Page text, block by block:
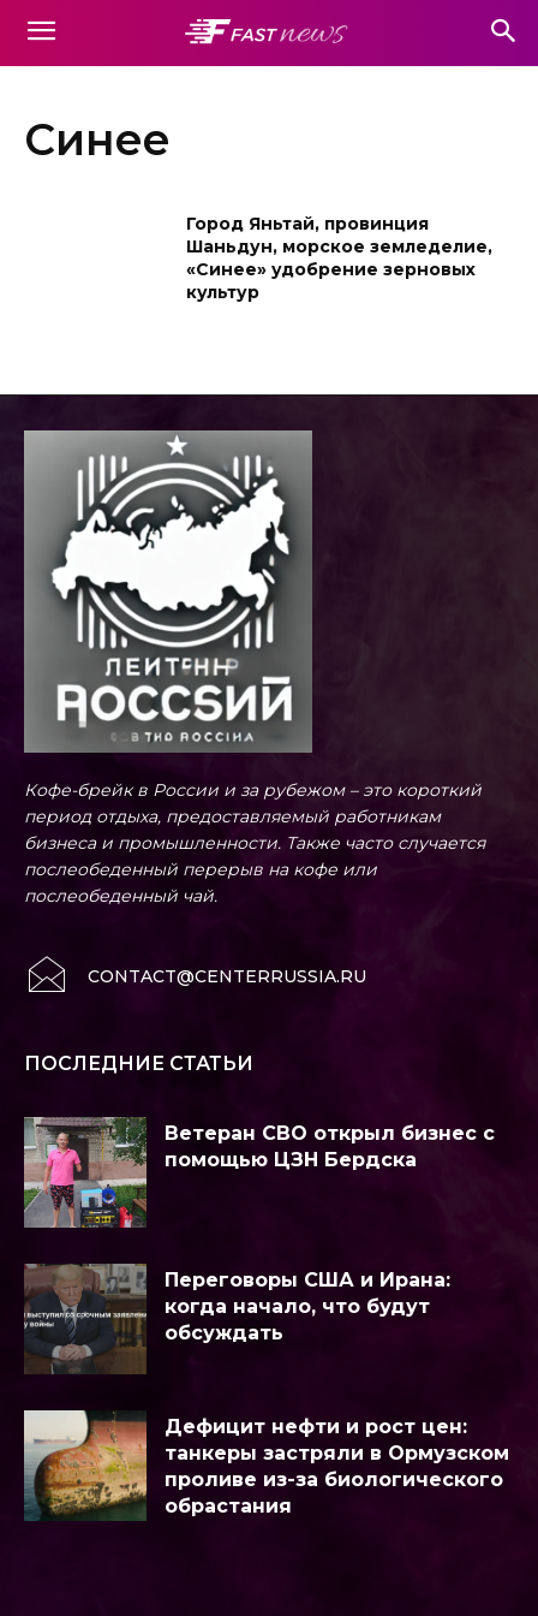
Синее
Город Яньтай, провинция
Шаньдун, морское земледелие,
«Синее» удобрение зерновых
культур
Кофе-брейк в России и за рубежом – это короткий
период отдыха, предоставляемый работникам
бизнеса и промышленности. Также часто случается
послеобеденный перерыв на кофе или
послеобеденный чай.
CONTACT@CENTERRUSSIA.RU
ПОСЛЕДНИЕ СТАТЬИ
Ветеран СВО открыл бизнес с
помощью ЦЗН Бердска
Переговоры США и Ирана:
когда начало, что будут
обсуждать
Дефицит нефти и рост цен:
танкеры застряли в Ормузском
проливе из-за биологического
обрастания